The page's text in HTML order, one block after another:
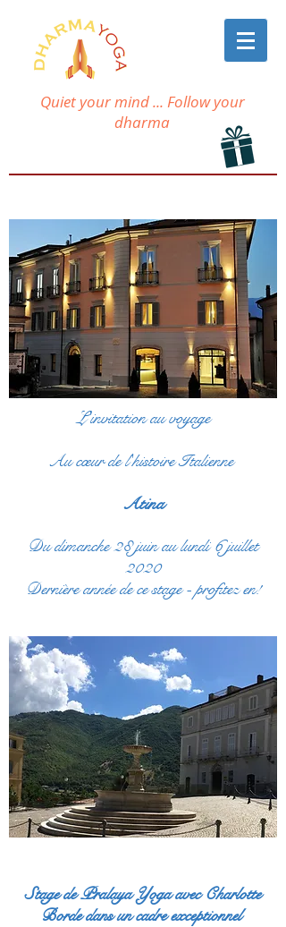
Quiet your mind ... Follow your
dharma
L'invitation au voyage
Au cœur de l'histoire Italienne
Atina
Du dimanche 28 juin au lundi 6 juillet
2020
Dernière année de ce stage - profitez en!
Stage de Pralaya Yoga avec Charlotte
Borde dans un cadre exceptionnel